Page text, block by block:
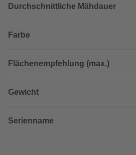
Durchschnittliche Mähdauer
Farbe
Flächenempfehlung (max.)
Gewicht
Serienname